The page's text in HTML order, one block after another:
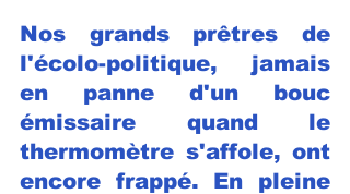
Nos grands prêtres de
l'écolo-politique, jamais
en panne d'un bouc
émissaire quand le
thermomètre s'affole, ont
encore frappé. En pleine